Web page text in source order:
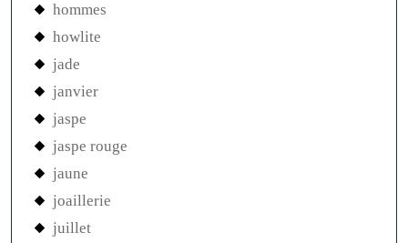
hommes
howlite
jade
janvier
jaspe
jaspe rouge
jaune
joaillerie
juillet